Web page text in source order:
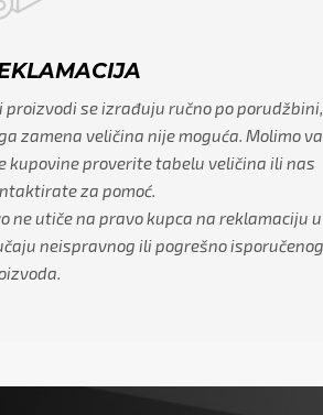
proizvodi se izrađuju ručno po
zamena veličina nije moguća. Molimo
kupovine proverite tabelu veličina ili nas
za pomoć.
ne utiče na pravo kupca na reklamaciju u
neispravnog ili pogrešno isporučenog